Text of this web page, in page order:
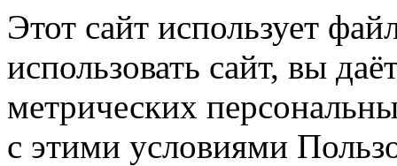
Этот сайт использует
использовать сайт, вы
метрических
с этими условиями